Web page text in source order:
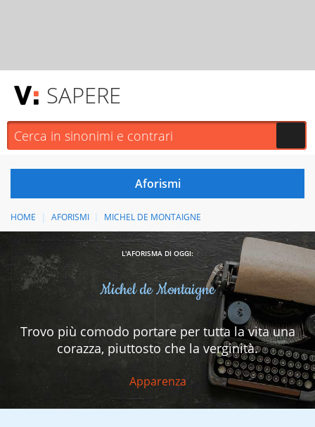
SAPERE
HOME AFORISMI MICHEL DE MONTAIGNE
L'AFORISMA DI OGGI:
Michel de Montaigne
Trovo più comodo portare per tutta la vita una
corazza, piuttosto che la verginità.
Apparenza